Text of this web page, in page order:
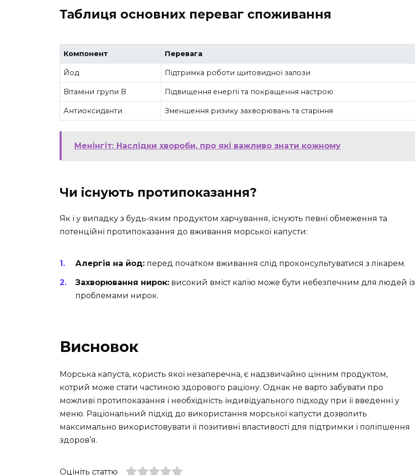
Таблиця основних переваг споживання
Компонент Перевага
Йод Підтримка роботи щитовидної залози
Вітаміни групи B Підвищення енергії та покращення настрою
Антиоксиданти Зменшення ризику захворювань та старіння
Менінгіт: Наслідки хвороби, про які важливо знати кожному
Чи існують протипоказання?
Як і у випадку з будь-яким продуктом харчування, існують певні обмеження та
потенційні протипоказання до вживання морської капусти:
Алергія на йод: перед початком вживання слід проконсультуватися з лікарем.
Захворювання нирок: високий вміст калію може бути небезпечним для людей із
проблемами нирок.
Висновок
Морська капуста, користь якої незаперечна, є надзвичайно цінним продуктом,
котрий може стати частиною здорового раціону. Однак не варто забувати про
можливі протипоказання і необхідність індивідуального підходу при її введенні у
меню. Раціональний підхід до використання морської капусти дозволить
максимально використовувати її позитивні властивості для підтримки і поліпшення
здоров’я.
Оцініть статтю